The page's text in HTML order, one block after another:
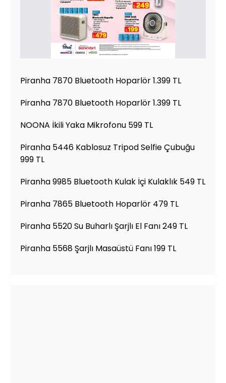
Piranha 7870 Bluetooth Hoparlör 1.399 TL
Piranha 7870 Bluetooth Hoparlör 1.399 TL
NOONA İkili Yaka Mikrofonu 599 TL
Piranha 5446 Kablosuz Tripod Selfie Çubuğu
999 TL
Piranha 9985 Bluetooth Kulak İçi Kulaklık 549 TL
Piranha 7865 Bluetooth Hoparlör 479 TL
Piranha 5520 Su Buharlı Şarjlı El Fanı 249 TL
Piranha 5568 Şarjlı Masaüstü Fanı 199 TL